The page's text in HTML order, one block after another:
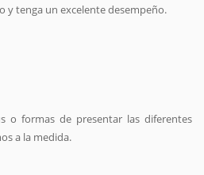
y tenga un excelente desempeño.
o formas de presentar las diferentes
a la medida.